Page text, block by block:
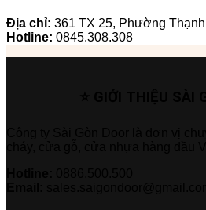
Địa chỉ: 361 TX 25, Phường
Hotline: 0845.308.308